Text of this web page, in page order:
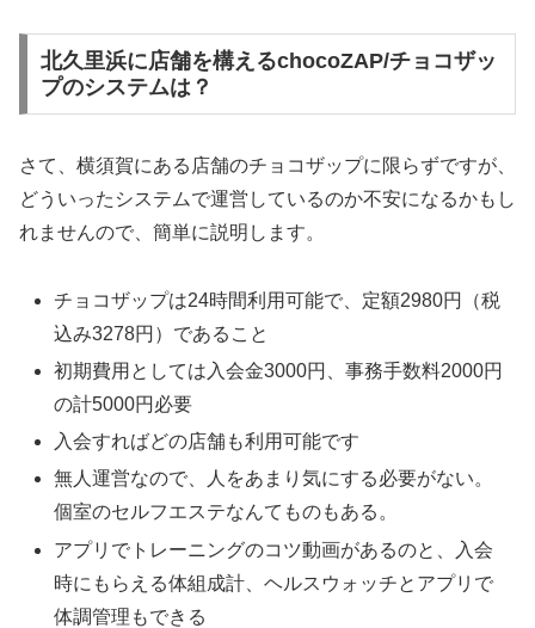
北久里浜に店舗を構えるchocoZAP/チョコザッ
プのシステムは？
さて、横須賀にある店舗のチョコザップに限らずですが、
どういったシステムで運営しているのか不安になるかもし
れませんので、簡単に説明します。
チョコザップは24時間利用可能で、定額2980円（税
込み3278円）であること
初期費用としては入会金3000円、事務手数料2000円
の計5000円必要
入会すればどの店舗も利用可能です
無人運営なので、人をあまり気にする必要がない。
個室のセルフエステなんてものもある。
アプリでトレーニングのコツ動画があるのと、入会
時にもらえる体組成計、ヘルスウォッチとアプリで
体調管理もできる